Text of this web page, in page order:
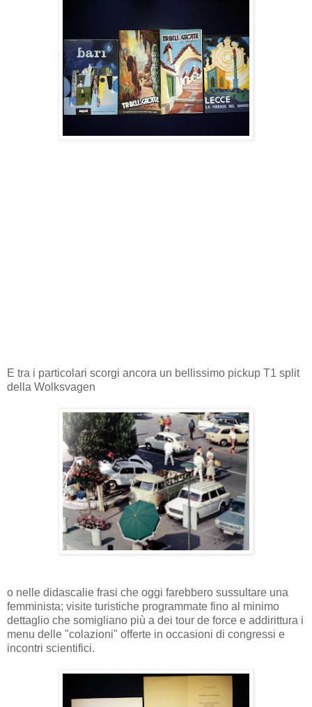
E tra i particolari scorgi ancora un bellissimo pickup T1 split
della Wolksvagen
o nelle didascalie frasi che oggi farebbero sussultare una
femminista; visite turistiche programmate fino al minimo
dettaglio che somigliano più a dei tour de force e addirittura i
menu delle "colazioni" offerte in occasioni di congressi e
incontri scientifici.